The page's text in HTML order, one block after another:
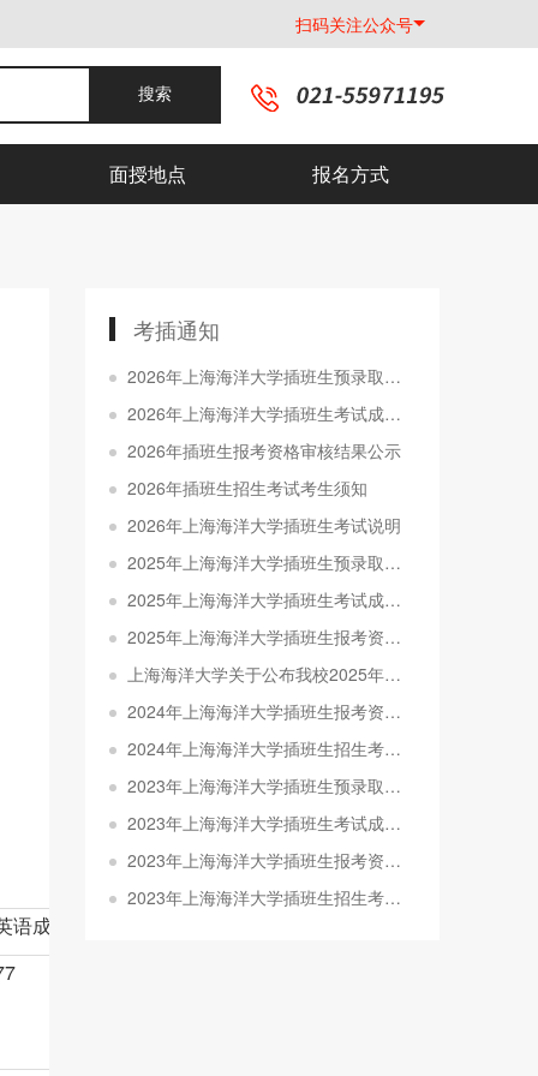
扫码关注公众号
搜索
面授地点 报名方式
语成绩
考插通知
2026年上海海洋大学插班生预录取分数线及名单公示
2026年上海海洋大学插班生考试成绩查询通知
2026年插班生报考资格审核结果公示
2026年插班生招生考试考生须知
2026年上海海洋大学插班生考试说明
2025年上海海洋大学插班生预录取分数线及名单公示
2025年上海海洋大学插班生考试成绩查询通知
2025年上海海洋大学插班生报考资格审核结果公示
上海海洋大学关于公布我校2025年插班生报名审核结果的通知
2024年上海海洋大学插班生报考资格审核结果公示
2024年上海海洋大学插班生招生考试考生须知
2023年上海海洋大学插班生预录取分数线及名单公示
2023年上海海洋大学插班生考试成绩查询通知
2023年上海海洋大学插班生报考资格审核结果公示
2023年上海海洋大学插班生招生考试大纲